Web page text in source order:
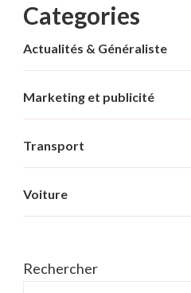
Categories
Actualités & Généraliste
Marketing et publicité
Transport
Voiture
Rechercher